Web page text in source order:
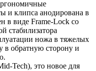
и клипса анодирована в
в виде Frame-Lock со
стабилизатора
ножа в тяжелых
в обратную сторону и
Tech), это новое для